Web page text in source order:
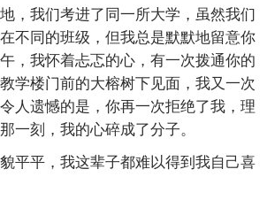
，我们考进了同一所大学，虽然我们
不同的班级，但我总是默默地留意你
，我怀着忐忑的心，有一次拨通你的
学楼门前的大榕树下见面，我又一次
人遗憾的是，你再一次拒绝了我，理
一刻，我的心碎成了分子。
平平，我这辈子都难以得到我自己喜